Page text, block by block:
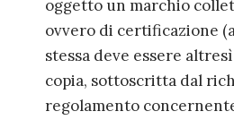
oggetto un marchio
ovvero di certificazione
stessa deve essere
copia, sottoscritta dal
regolamento